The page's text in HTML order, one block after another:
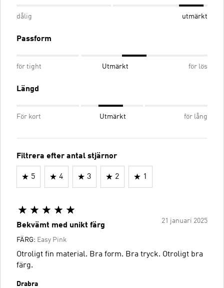
dålig utmärkt
Passform
för tight Utmärkt för lös
Längd
För kort Utmärkt för lång
Filtrera efter antal stjärnor
5 4 3 2 1
21 januari 2025
Bekvämt med unikt färg
FÄRG: Easy Pink
Otroligt fin material. Bra form. Bra tryck. Otroligt bra
färg.
Drabra